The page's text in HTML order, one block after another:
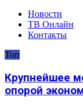
Новости
ТВ Онлайн
Контакты
Топ
Крупнейшее
опорой